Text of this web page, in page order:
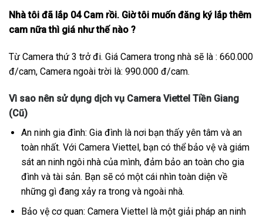
Nhà tôi đã lắp 04 Cam rồi. Giờ tôi muốn đăng ký lắp thêm
cam nữa thì giá như thế nào ?
Từ Camera thứ 3 trở đi. Giá Camera trong nhà sẽ là : 660.000
đ/cam, Camera ngoài trời là: 990.000 đ/cam.
Vì sao nên sử dụng dịch vụ Camera Viettel Tiền Giang
(Cũ)
An ninh gia đình: Gia đình là nơi bạn thấy yên tâm và an
toàn nhất. Với Camera Viettel, bạn có thể bảo vệ và giám
sát an ninh ngôi nhà của mình, đảm bảo an toàn cho gia
đình và tài sản. Bạn sẽ có một cái nhìn toàn diện về
những gì đang xảy ra trong và ngoài nhà.
Bảo vệ cơ quan: Camera Viettel là một giải pháp an ninh